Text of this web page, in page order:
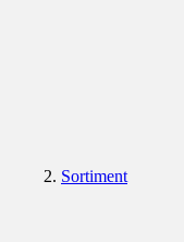
Sortiment